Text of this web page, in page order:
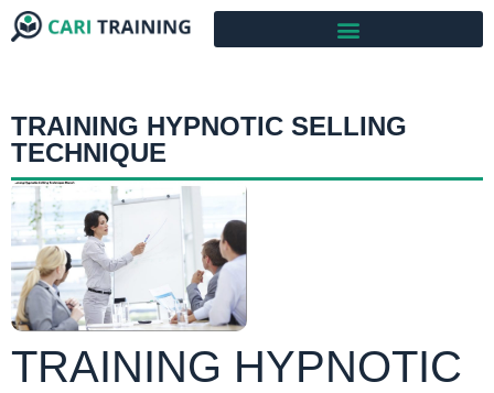
TRAINING HYPNOTIC SELLING
TECHNIQUE
TRAINING HYPNOTIC